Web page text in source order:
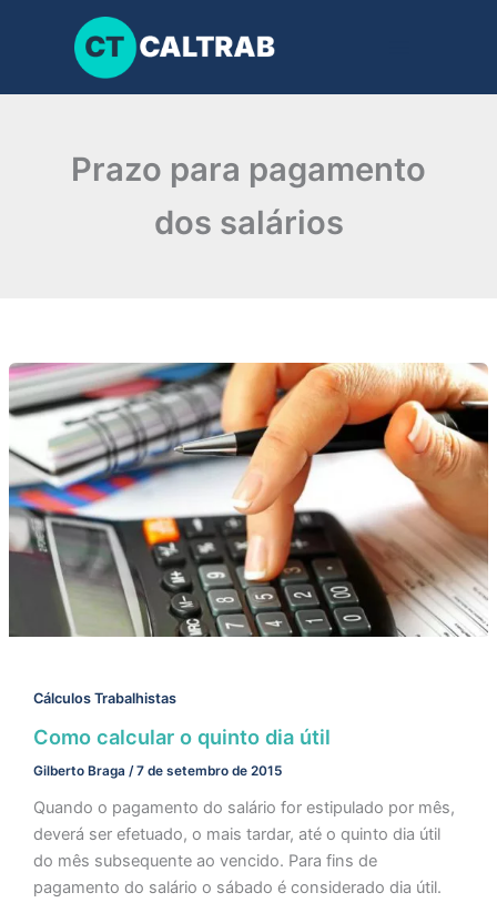
conteúdo
Prazo para pagamento
dos salários
Cálculos Trabalhistas
Como calcular o quinto dia útil
Gilberto Braga /7 de setembro de 2015
Quando o pagamento do salário for estipulado por mês,
deverá ser efetuado, o mais tardar, até o quinto dia útil
do mês subsequente ao vencido. Para fins de
pagamento do salário o sábado é considerado dia útil.